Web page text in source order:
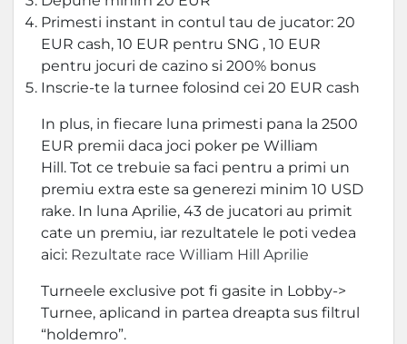
Primesti instant in contul tau de jucator: 20
EUR cash, 10 EUR pentru SNG , 10 EUR
pentru jocuri de cazino si 200% bonus
Inscrie-te la turnee folosind cei 20 EUR cash
In plus, in fiecare luna primesti pana la 2500
EUR premii daca joci poker pe William
Hill. Tot ce trebuie sa faci pentru a primi un
premiu extra este sa generezi minim 10 USD
rake. In luna Aprilie, 43 de jucatori au primit
cate un premiu, iar rezultatele le poti vedea
aici: Rezultate race William Hill Aprilie
Turneele exclusive pot fi gasite in Lobby->
Turnee, aplicand in partea dreapta sus filtrul
“holdemro”.